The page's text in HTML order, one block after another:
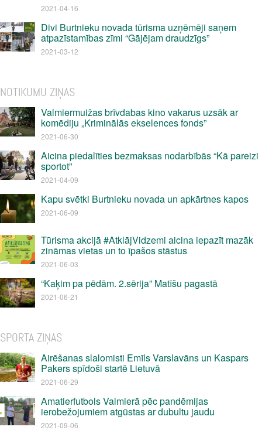
2021-04-16
Divi Burtnieku novada tūrisma uzņēmēji saņem
atpazīstamības zīmi “Gājējam draudzīgs”
2021-03-12
NOTIKUMU ZIŅAS
Valmiermuižas brīvdabas kino vakarus uzsāk ar
komēdiju „Kriminālās ekselences fonds”
2021-06-30
Aicina piedalīties bezmaksas nodarbībās “Kā pareizi
sportot”
2021-04-09
Kapu svētki Burtnieku novada un apkārtnes kapos
2021-06-09
Tūrisma akcijā #AtklājVidzemi aicina iepazīt mazāk
zināmas vietas un to īpašos stāstus
2021-06-03
“Kaķim pa pēdām. 2.sērija” Matīšu pagastā
2021-06-21
SPORTA ZIŅAS
Airēšanas slalomisti Emīls Varslavāns un Kaspars
Pakers spīdoši startē Lietuvā
2021-06-29
Amatierfutbols Valmierā pēc pandēmijas
ierobežojumiem atgūstas ar dubultu jaudu
2021-09-06